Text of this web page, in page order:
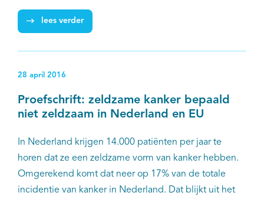
geregistreerd, maar ook tumorspecifieke items zoals
hormoonproductie en de dosering van het medicijn
behandelstrategieën.
lees verder
28 april 2016
Proefschrift: zeldzame kanker bepaald
niet zeldzaam in Nederland en EU
In Nederland krijgen 14.000 patiënten per jaar te
horen dat ze een zeldzame vorm van kanker hebben.
Omgerekend komt dat neer op 17% van de totale
incidentie van kanker in Nederland. Dat blijkt uit het